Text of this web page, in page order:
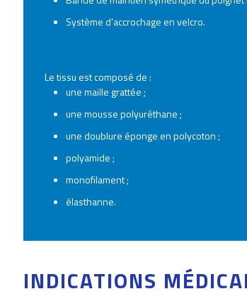
Système d’accrochage en velcro.
Le tissu est composé de :
une maille grattée ;
une mousse polyuréthane ;
une doublure éponge en polycoton ;
polyamide ;
monofilament ;
élasthanne.
INDICATIONS